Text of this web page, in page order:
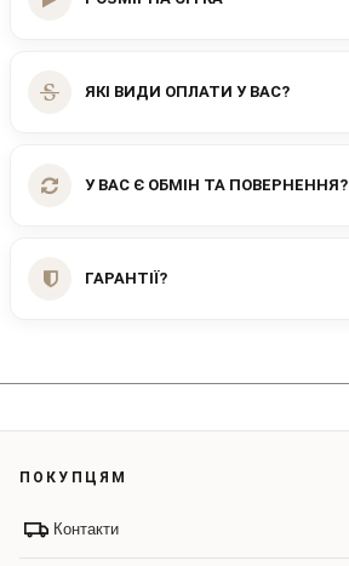
ЯКІ ВИДИ ОПЛАТИ У ВАС?
У ВАС Є ОБМІН ТА ПОВЕРНЕННЯ?
ГАРАНТІЇ?
ПОКУПЦЯМ
Контакти